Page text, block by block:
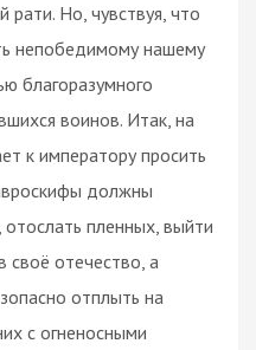
рати. Но, чувствуя, что
непобедимому нашему
благоразумного
воинов. Итак, на
к императору просить
должны
пленных, выйти
своё отечество, а
отплыть на
с огненосными